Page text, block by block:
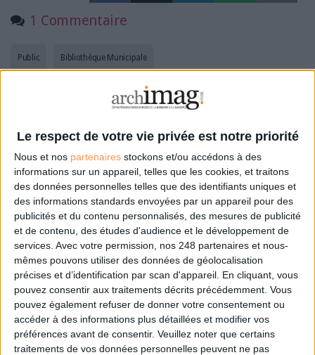
Le respect de votre vie privée est notre priorité
Nous et nos partenaires stockons et/ou accédons à des
informations sur un appareil, telles que les cookies, et traitons
des données personnelles telles que des identifiants uniques et
des informations standards envoyées par un appareil pour des
publicités et du contenu personnalisés, des mesures de publicité
et de contenu, des études d'audience et le développement de
services. Avec votre permission, nos 248 partenaires et nous-
mêmes pouvons utiliser des données de géolocalisation
précises et d’identification par scan d'appareil. En cliquant, vous
pouvez consentir aux traitements décrits précédemment. Vous
pouvez également refuser de donner votre consentement ou
accéder à des informations plus détaillées et modifier vos
préférences avant de consentir. Veuillez noter que certains
traitements de vos données personnelles peuvent ne pas
1 Commentaire
Bibliothèque Municipale
Public
Connectez-vous ou inscrivez-vouspour publier un commentaire
À LIRE SUR ARCHIMAG
La bibliothèque de Lille confie son récolement et
son catalogage à AureXus
71e Congrès de l’ABF : l’hospitalité comme fil rouge